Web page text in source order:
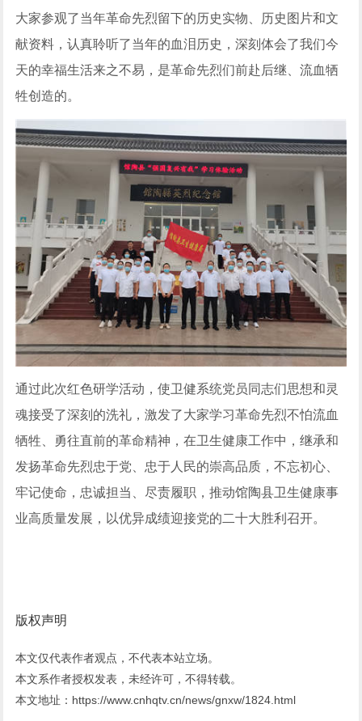
大家参观了当年革命先烈留下的历史实物、历史图片和文
献资料，认真聆听了当年的血泪历史，深刻体会了我们今
天的幸福生活来之不易，是革命先烈们前赴后继、流血牺
牲创造的。
通过此次红色研学活动，使卫健系统党员同志们思想和灵
魂接受了深刻的洗礼，激发了大家学习革命先烈不怕流血
牺牲、勇往直前的革命精神，在卫生健康工作中，继承和
发扬革命先烈忠于党、忠于人民的崇高品质，不忘初心、
牢记使命，忠诚担当、尽责履职，推动馆陶县卫生健康事
业高质量发展，以优异成绩迎接党的二十大胜利召开。
版权声明
本文仅代表作者观点，不代表本站立场。
本文系作者授权发表，未经许可，不得转载。
本文地址：https://www.cnhqtv.cn/news/gnxw/1824.html